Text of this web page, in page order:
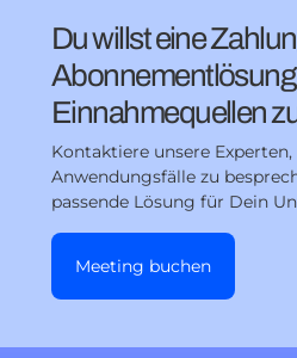
Du willst eine
Einnahmequellen
Kontaktiere unsere
Anwendungsfälle zu
passende Lösung für Dein
Meeting buchen